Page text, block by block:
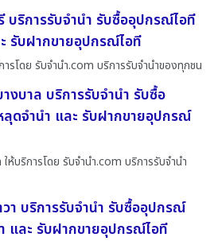
บริการรับจำนำ รับซื้ออุปกรณ์ไอที
รับฝากขายอุปกรณ์ไอที
รโดย รับจํานํา.com บริการรับจำนำของทุกชน
งบาล บริการรับจำนำ รับซื้อ
ดจำนำ และ รับฝากขายอุปกรณ์
ห้บริการโดย รับจํานํา.com บริการรับจำนำ
า บริการรับจำนำ รับซื้ออุปกรณ์
และ รับฝากขายอุปกรณ์ไอที